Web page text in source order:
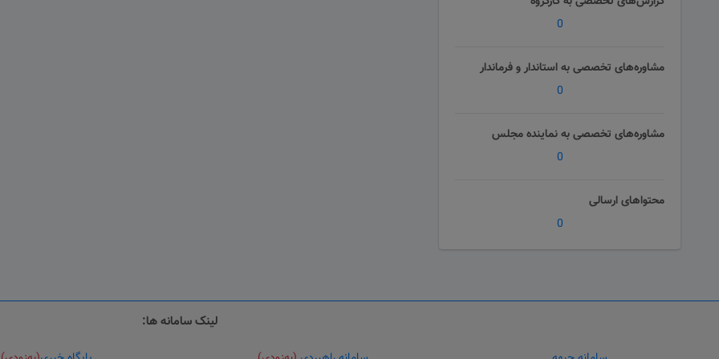
0
مشاوره‌های تخصصی به استاندار و فرماندار
0
مشاوره‌های تخصصی به نماینده مجلس
0
محتواهای ارسالی
0
لینک سامانه ها: